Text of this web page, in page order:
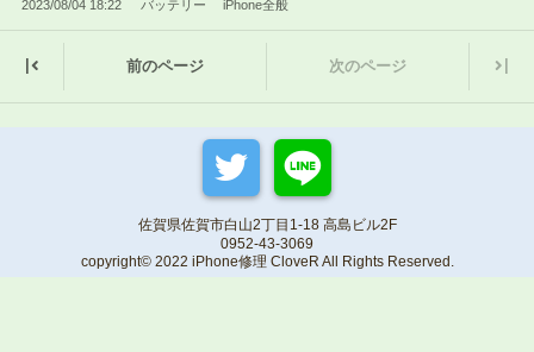
2023/08/04 18:22 バッテリー iPhone全般
前のページ 次のページ
佐賀県佐賀市白山2丁目1-18 高島ビル2F
0952-43-3069
copyright© 2022 iPhone修理 CloveR All Rights Reserved.